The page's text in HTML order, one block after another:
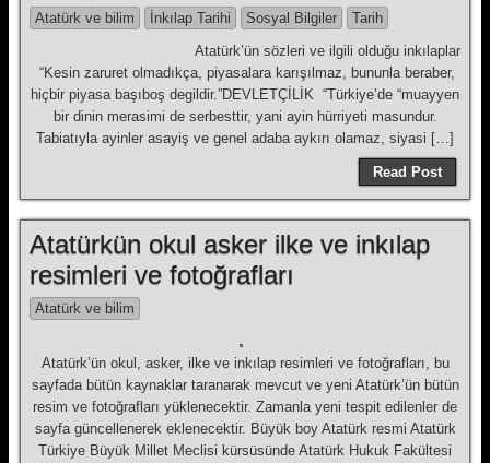
Atatürk ve bilim İnkılap Tarihi Sosyal Bilgiler
Tarih
Atatürk’ün sözleri ve ilgili olduğu inkılaplar
“Kesin zaruret olmadıkça, piyasalara karışılmaz, bununla beraber,
hiçbir piyasa başıboş degildir.”DEVLETÇİLİK “Türkiye’de “muayyen
bir dinin merasimi de serbesttir, yani ayin hürriyeti masundur.
Tabiatıyla ayinler asayiş ve genel adaba aykırı olamaz, siyasi […]
Read Post
Atatürkün okul asker ilke ve inkılap
resimleri ve fotoğrafları
Atatürk ve bilim
Atatürk’ün okul, asker, ilke ve inkılap resimleri ve fotoğrafları, bu
sayfada bütün kaynaklar taranarak mevcut ve yeni Atatürk’ün bütün
resim ve fotoğrafları yüklenecektir. Zamanla yeni tespit edilenler de
sayfa güncellenerek eklenecektir. Büyük boy Atatürk resmi Atatürk
Türkiye Büyük Millet Meclisi kürsüsünde Atatürk Hukuk Fakültesi